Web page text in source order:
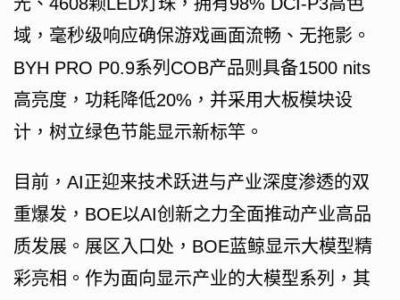
光、4608颗LED灯珠，拥有98% DCI-P3高色
域，毫秒级响应确保游戏画面流畅、无拖影。
BYH PRO P0.9系列COB产品则具备1500 nits
高亮度，功耗降低20%，并采用大板模块设
计，树立绿色节能显示新标竿。
目前，AI正迎来技术跃进与产业深度渗透的双
重爆发，BOE以AI创新之力全面推动产业高品
质发展。展区入口处，BOE蓝鲸显示大模型精
彩亮相。作为面向显示产业的大模型系列，其